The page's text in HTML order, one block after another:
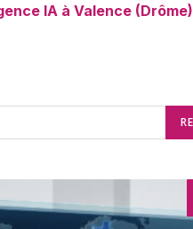
IA à Valence (Drôme)